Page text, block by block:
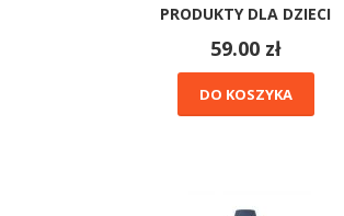
PRODUKTY DLA DZIECI
59.00 zł
DO KOSZYKA